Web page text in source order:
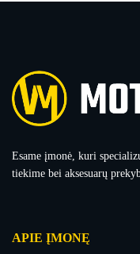
Esame įmonė, kuri
tiekime bei aksesuarų
APIE ĮMONĘ